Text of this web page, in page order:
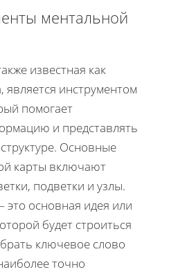
ментальной
известная как
является инструментом
помогает
и представлять
Основные
карты включают
подветки и узлы.
основная идея или
будет строиться
ключевое слово
точно